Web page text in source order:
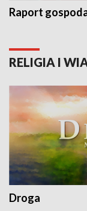
Raport
RELIGIA I
Droga